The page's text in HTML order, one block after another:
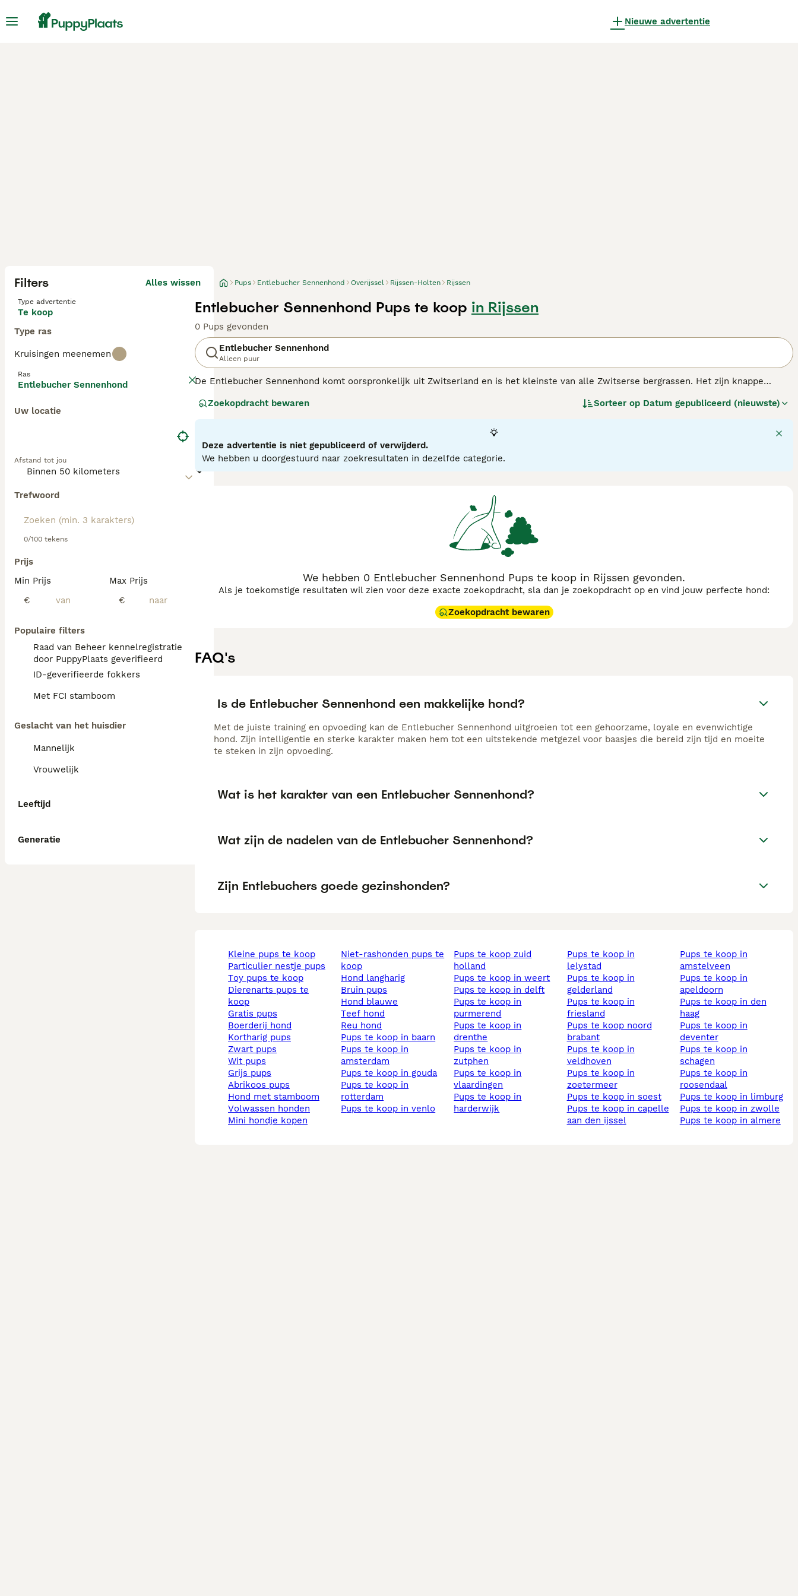
Nieuwe advertentie
Filters Alles wissen
Type advertentie
Te koop
Type ras
Kruisingen meenemen
Ras
Entlebucher Sennenhond
Uw locatie
Afstand tot jou
Trefwoord
0/100 tekens
Prijs
Min Prijs
€
Max Prijs
€
Populaire filters
Raad van Beheer kennelregistratie
door PuppyPlaats geverifieerd
ID-geverifieerde fokkers
Met FCI stamboom
Geslacht van het huisdier
Mannelijk
Vrouwelijk
Leeftijd
Generatie
Pups Entlebucher Sennenhond Overijssel Rijssen-Holten Rijssen
Entlebucher Sennenhond Pups te koop in Rijssen
0 Pups gevonden
Entlebucher Sennenhond
Alleen puur
De Entlebucher Sennenhond komt oorspronkelijk uit Zwitserland en is het kleinste van alle Zwitserse bergrassen. Het zijn knappe
populair in hun geboorteland Zwitserland als werkhonden, maar ook gezinshonden.
voor informatie over dit hondenras.
Zoekopdracht bewaren Sorteer op Datum gepubliceerd (nieuwste)
Deze advertentie is niet gepubliceerd of verwijderd.
We hebben u doorgestuurd naar zoekresultaten in dezelfde categorie.
We hebben 0 Entlebucher Sennenhond Pups te koop in Rijssen gevonden.
Als je toekomstige resultaten wil zien voor deze exacte zoekopdracht, sla dan je zoekopdracht op en vind jouw perfecte hond:
Zoekopdracht bewaren
FAQ's
Is de Entlebucher Sennenhond een makkelijke hond?
Met de juiste training en opvoeding kan de Entlebucher Sennenhond uitgroeien tot een gehoorzame, loyale en evenwichtige
hond. Zijn intelligentie en sterke karakter maken hem tot een uitstekende metgezel voor baasjes die bereid zijn tijd en moeite
te steken in zijn opvoeding.
Wat is het karakter van een Entlebucher Sennenhond?
Wat zijn de nadelen van de Entlebucher Sennenhond?
Zijn Entlebuchers goede gezinshonden?
kleine pups te koop
particulier nestje pups
toy pups te koop
dierenarts pups te
koop
gratis pups
boerderij hond
kortharig pups
zwart pups
wit pups
grijs pups
abrikoos pups
hond met stamboom
volwassen honden
mini hondje kopen
niet-rashonden pups te
koop
hond langharig
bruin pups
hond blauwe
teef hond
reu hond
pups te koop in baarn
pups te koop in
amsterdam
pups te koop in gouda
pups te koop in
rotterdam
pups te koop in venlo
pups te koop zuid
holland
pups te koop in weert
pups te koop in delft
pups te koop in
purmerend
pups te koop in
drenthe
pups te koop in
zutphen
pups te koop in
vlaardingen
pups te koop in
harderwijk
pups te koop in
lelystad
pups te koop in
gelderland
pups te koop in
friesland
pups te koop noord
brabant
pups te koop in
veldhoven
pups te koop in
zoetermeer
pups te koop in soest
pups te koop in capelle
aan den ijssel
pups te koop in
amstelveen
pups te koop in
apeldoorn
pups te koop in den
haag
pups te koop in
deventer
pups te koop in
schagen
pups te koop in
roosendaal
pups te koop in limburg
pups te koop in zwolle
pups te koop in almere